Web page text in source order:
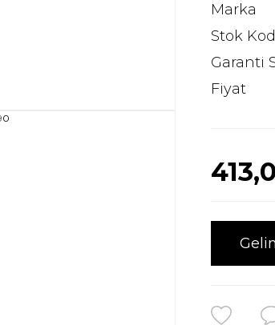
Marka
Stok
Garanti
Fiyat